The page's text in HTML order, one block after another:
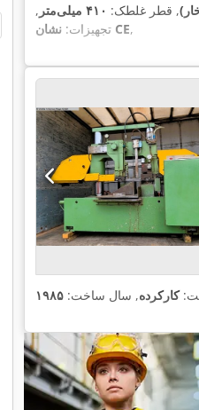
, قطر غلطک: ۴۱۰ میلی‌متر
,
تجهیزات: نشان CE,
کارکرده, سال ساخت: ۱۹۸۵